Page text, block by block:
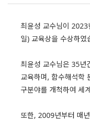
최윤성 교수님이
일) 교육상을 수상하였
최윤성 교수님은 35년
교육하며, 함수해석학
구분야를 개척하여 세
또한, 2009년부터 매